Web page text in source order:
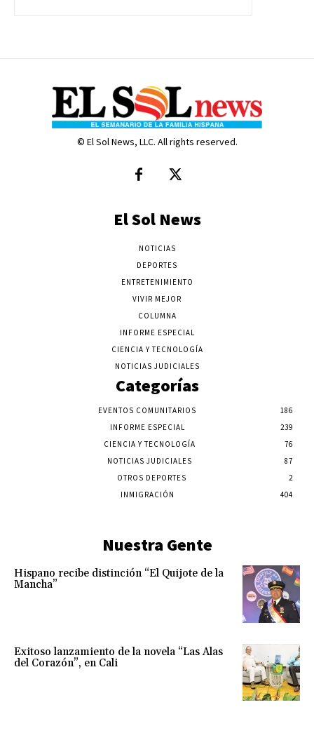
© El Sol News, LLC. All rights reserved.
El Sol News
NOTICIAS
DEPORTES
ENTRETENIMIENTO
VIVIR MEJOR
COLUMNA
INFORME ESPECIAL
CIENCIA Y TECNOLOGÍA
NOTICIAS JUDICIALES
Categorías
EVENTOS COMUNITARIOS
186
INFORME ESPECIAL
239
CIENCIA Y TECNOLOGÍA
76
NOTICIAS JUDICIALES
87
OTROS DEPORTES
2
INMIGRACIÓN
404
Nuestra Gente
Hispano recibe distinción “El Quijote de la
Mancha”
Exitoso lanzamiento de la novela “Las Alas
del Corazón”, en Cali